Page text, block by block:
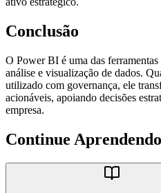
Conclusão
O Power BI é uma das
análise e visualização de dados.
utilizado com governança, ele
acionáveis, apoiando decisões
empresa.
Continue Aprendendo